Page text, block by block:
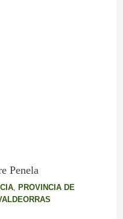
Penela
,
PROVINCIA DE